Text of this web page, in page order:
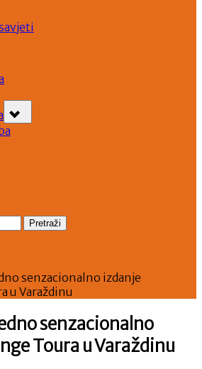
sub-
menu
senzacionalno izdanje
u Varaždinu
senzacionalno
Toura u Varaždinu